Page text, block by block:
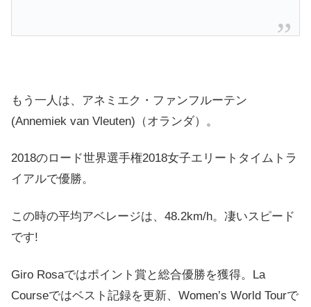
もう一人は、アネミエク・ファンフルーテン
(Annemiek van Vleuten)（オランダ）。
2018のロード世界選手権2018女子エリートタイムトラ
イアルで優勝。
この時の平均アベレージは、48.2km/h。凄いスピード
です!
Giro Rosaではポイント賞と総合優勝を獲得。La
Courseではベスト記録を更新、Women’s World Tourで